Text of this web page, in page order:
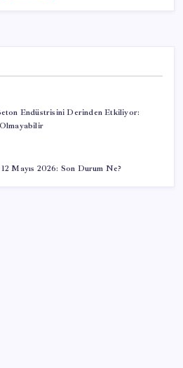
Endüstrisini Derinden Etkiliyor:
Olmayabilir
Mayıs 2026: Son Durum Ne?